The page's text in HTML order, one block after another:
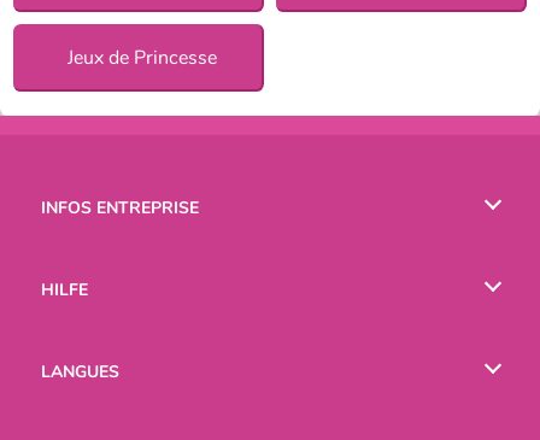
Jeux de Princesse
INFOS ENTREPRISE
HILFE
LANGUES